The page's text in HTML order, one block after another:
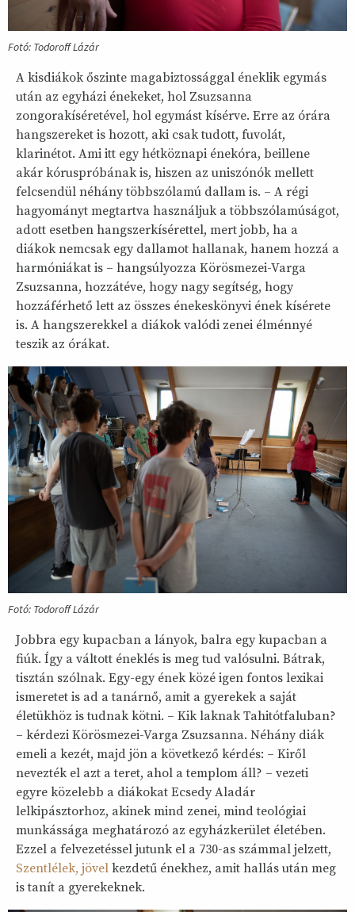
Fotó: Todoroff Lázár
A kisdiákok őszinte magabiztossággal éneklik egymás
után az egyházi énekeket, hol Zsuzsanna
zongorakíséretével, hol egymást kísérve. Erre az órára
hangszereket is hozott, aki csak tudott, fuvolát,
klarinétot. Ami itt egy hétköznapi énekóra, beillene
akár kóruspróbának is, hiszen az uniszónók mellett
felcsendül néhány többszólamú dallam is. – A régi
hagyományt megtartva használjuk a többszólamúságot,
adott esetben hangszerkísérettel, mert jobb, ha a
diákok nemcsak egy dallamot hallanak, hanem hozzá a
harmóniákat is – hangsúlyozza Körösmezei-Varga
Zsuzsanna, hozzátéve, hogy nagy segítség, hogy
hozzáférhető lett az összes énekeskönyvi ének kísérete
is. A hangszerekkel a diákok valódi zenei élménnyé
teszik az órákat.
Fotó: Todoroff Lázár
Jobbra egy kupacban a lányok, balra egy kupacban a
fiúk. Így a váltott éneklés is meg tud valósulni. Bátrak,
tisztán szólnak. Egy-egy ének közé igen fontos lexikai
ismeretet is ad a tanárnő, amit a gyerekek a saját
életükhöz is tudnak kötni. – Kik laknak Tahitótfaluban?
– kérdezi Körösmezei-Varga Zsuzsanna. Néhány diák
emeli a kezét, majd jön a következő kérdés: – Kiről
nevezték el azt a teret, ahol a templom áll? – vezeti
egyre közelebb a diákokat Ecsedy Aladár
lelkipásztorhoz, akinek mind zenei, mind teológiai
munkássága meghatározó az egyházkerület életében.
Ezzel a felvezetéssel jutunk el a 730-as számmal jelzett,
Szentlélek, jövel kezdetű énekhez, amit hallás után meg
is tanít a gyerekeknek.